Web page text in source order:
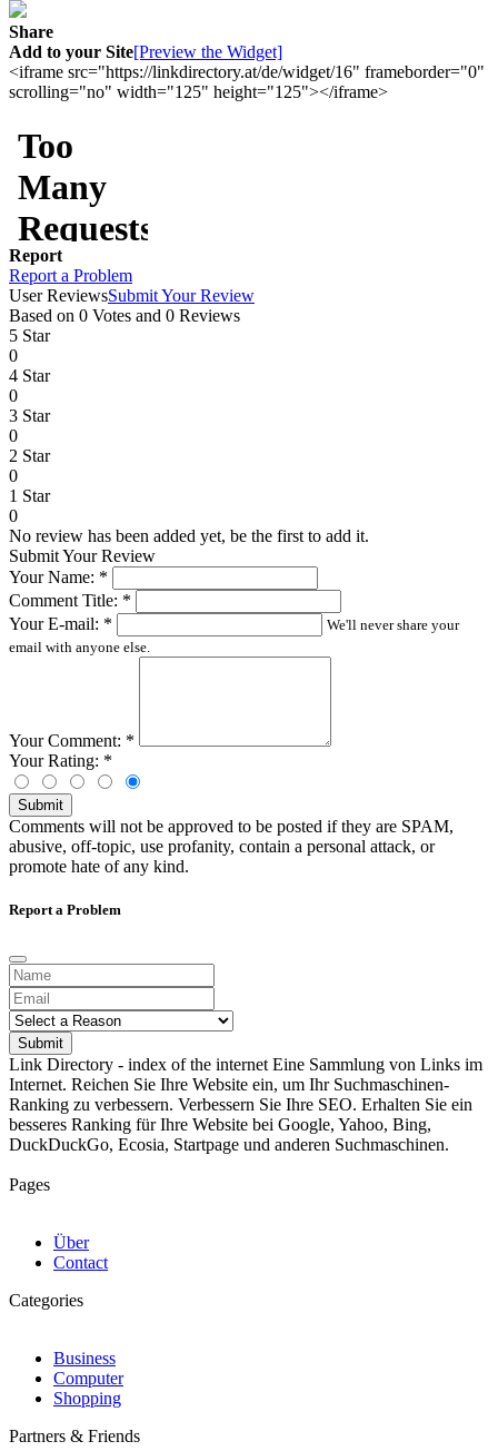
Share
Add to your Site[Preview the Widget]
<iframe src="https://linkdirectory.at/de/widget/16" frameborder="0"
scrolling="no" width="125" height="125"></iframe>
Report
Report a Problem
User ReviewsSubmit Your Review
Based on 0 Votes and 0 Reviews
5 Star
0
4 Star
0
3 Star
0
2 Star
0
1 Star
0
No review has been added yet, be the first to add it.
Submit Your Review
Your Name: *
Comment Title: *
Your E-mail: *
We'll never share your
email with anyone else.
Your Comment: *
Your Rating: *
Submit
Comments will not be approved to be posted if they are SPAM,
abusive, off-topic, use profanity, contain a personal attack, or
promote hate of any kind.
Report a Problem
Submit
Link Directory - index of the internet Eine Sammlung von Links im
Internet. Reichen Sie Ihre Website ein, um Ihr Suchmaschinen-
Ranking zu verbessern. Verbessern Sie Ihre SEO. Erhalten Sie ein
besseres Ranking für Ihre Website bei Google, Yahoo, Bing,
DuckDuckGo, Ecosia, Startpage und anderen Suchmaschinen.
Pages
Über
Contact
Categories
Business
Computer
Shopping
Partners & Friends